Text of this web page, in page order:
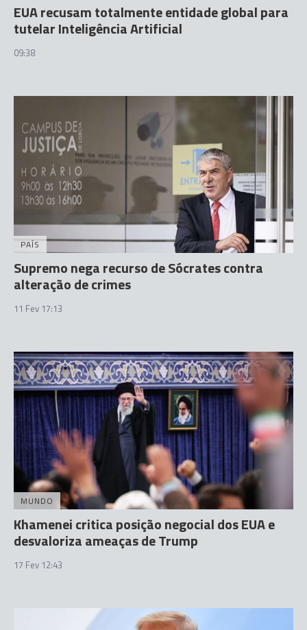
EUA recusam totalmente entidade global para
tutelar Inteligência Artificial
09:38
PAÍS
Supremo nega recurso de Sócrates contra
alteração de crimes
11 Fev 17:13
MUNDO
Khamenei critica posição negocial dos EUA e
desvaloriza ameaças de Trump
17 Fev 12:43